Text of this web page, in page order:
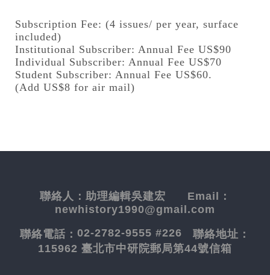
Subscription Fee: (4 issues/ per year, surface
included)
Institutional Subscriber: Annual Fee US$90
Individual Subscriber: Annual Fee US$70
Student Subscriber: Annual Fee US$60.
(Add US$8 for air mail)
聯絡人： 助理編輯吳建宏 Email：
newhistory1990@gmail.com
聯絡電話： 02-2782-9555 #226 聯絡地址：
115962 臺北市中研院郵局第44號信箱